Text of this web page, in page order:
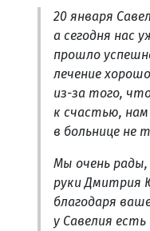
20 января
а сегодня нас
прошло
лечение
из-за того,
к счастью,
в больнице не
Мы очень
руки Дмитрия
благодаря
у Савелия